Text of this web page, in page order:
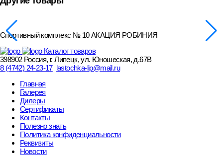
Спортивный комплекс № 10 АКАЦИЯ РОБИНИЯ
Каталог товаров
398902 Россия, г. Липецк, ул. Юношеская, д.67В
8 (4742) 24-23-17 lastochka-lip@mail.ru
Главная
Галерея
Дилеры
Сертификаты
Контакты
Полезно знать
Политика конфиденциальности
Реквизиты
Новости